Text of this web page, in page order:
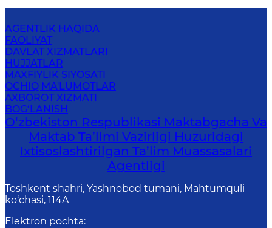
AGENTLIK HAQIDA
FAOLIYAT
DAVLAT XIZMATLARI
HUJJATLAR
MAXFIYLIK SIYOSATI
OCHIQ MA'LUMOTLAR
AXBOROT XIZMATI
BOG‘LANISH
O‘zbekiston Respublikasi Maktabgacha Va
Maktab Ta’limi Vazirligi Huzuridagi
Ixtisoslashtirilgan Ta’lim Muassasalari
Agentligi
Toshkent shahri, Yashnobod tumani, Mahtumquli
ko‘chasi, 114A
Elektron pochta: